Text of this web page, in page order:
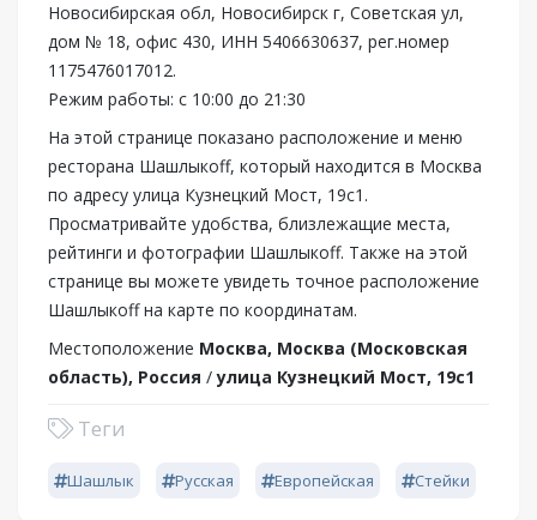
Новосибирская обл, Новосибирск г, Советская ул,
дом № 18, офис 430, ИНН 5406630637, рег.номер
1175476017012.
Режим работы: с 10:00 до 21:30
На этой странице показано расположение и меню
ресторана Шашлыкоff, который находится в Москва
по адресу улица Кузнецкий Мост, 19с1.
Просматривайте удобства, близлежащие места,
рейтинги и фотографии Шашлыкоff. Также на этой
странице вы можете увидеть точное расположение
Шашлыкоff на карте по координатам.
Местоположение Москва, Москва (Московская
область), Россия /улица Кузнецкий Мост, 19с1
Теги
Шашлык Русская Европейская Стейки